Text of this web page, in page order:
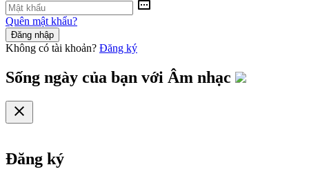
Quên mật khẩu?
Đăng nhập
Không có tài khoản? Đăng ký
Sống ngày của bạn với Âm nhạc
Đăng ký